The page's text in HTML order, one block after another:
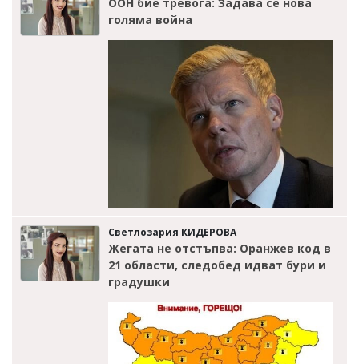
голяма война
Светлозария КИДЕРОВА
Жегата не отстъпва: Оранжев код в
21 области, следобед идват бури и
градушки